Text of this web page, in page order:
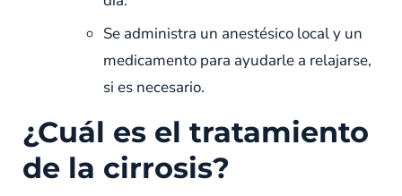
Se administra un anestésico local y un
medicamento para ayudarle a relajarse,
si es necesario.
¿Cuál es el tratamiento
de la cirrosis?